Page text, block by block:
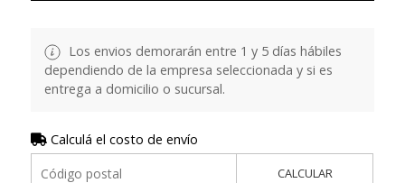
Los envios demorarán entre 1 y 5 días hábiles
dependiendo de la empresa seleccionada y si es
entrega a domicilio o sucursal.
Calculá el costo de envío
CALCULAR